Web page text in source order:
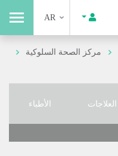
AR
مركز الصحة السلوكية
العلاجات الأطباء